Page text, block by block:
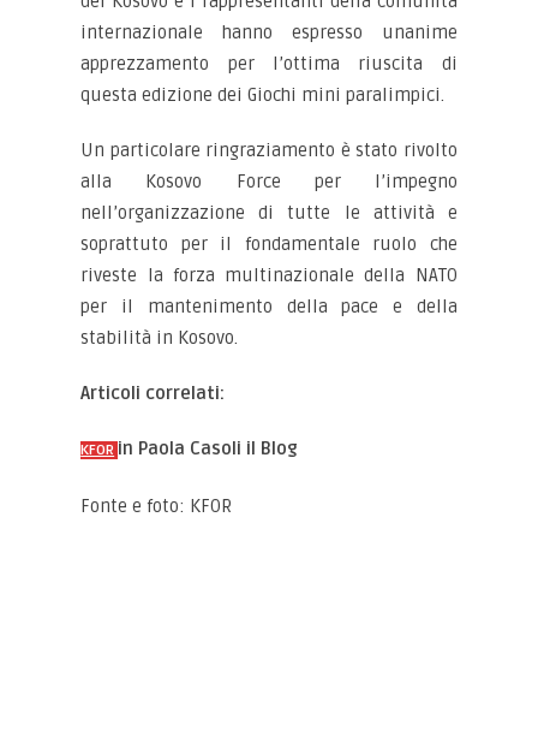
internazionale hanno espresso unanime
apprezzamento per l’ottima riuscita di
questa edizione dei Giochi mini paralimpici.
Un particolare ringraziamento è stato rivolto
alla Kosovo Force per l’impegno
nell’organizzazione di tutte le attività e
soprattuto per il fondamentale ruolo che
riveste la forza multinazionale della NATO
per il mantenimento della pace e della
stabilità in Kosovo.
Articoli correlati:
KFOR in Paola Casoli il Blog
Fonte e foto: KFOR